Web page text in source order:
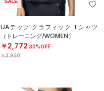
SALE
UAテック グラフィック Tシャツ
（トレーニング/WOMEN）
￥2,772 30%OFF
￥3,960